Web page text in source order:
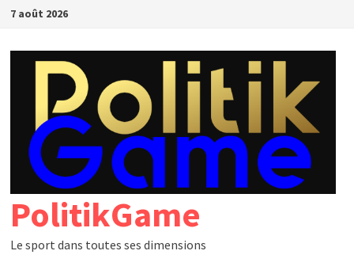
Passer
contenu
7 août 2026
PolitikGame
Le sport dans toutes ses dimensions